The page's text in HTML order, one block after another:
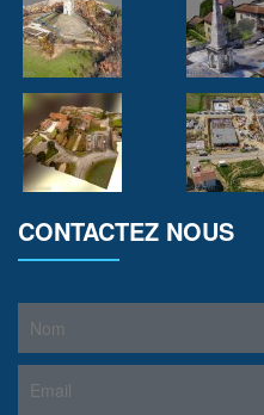
CONTACTEZ NOUS